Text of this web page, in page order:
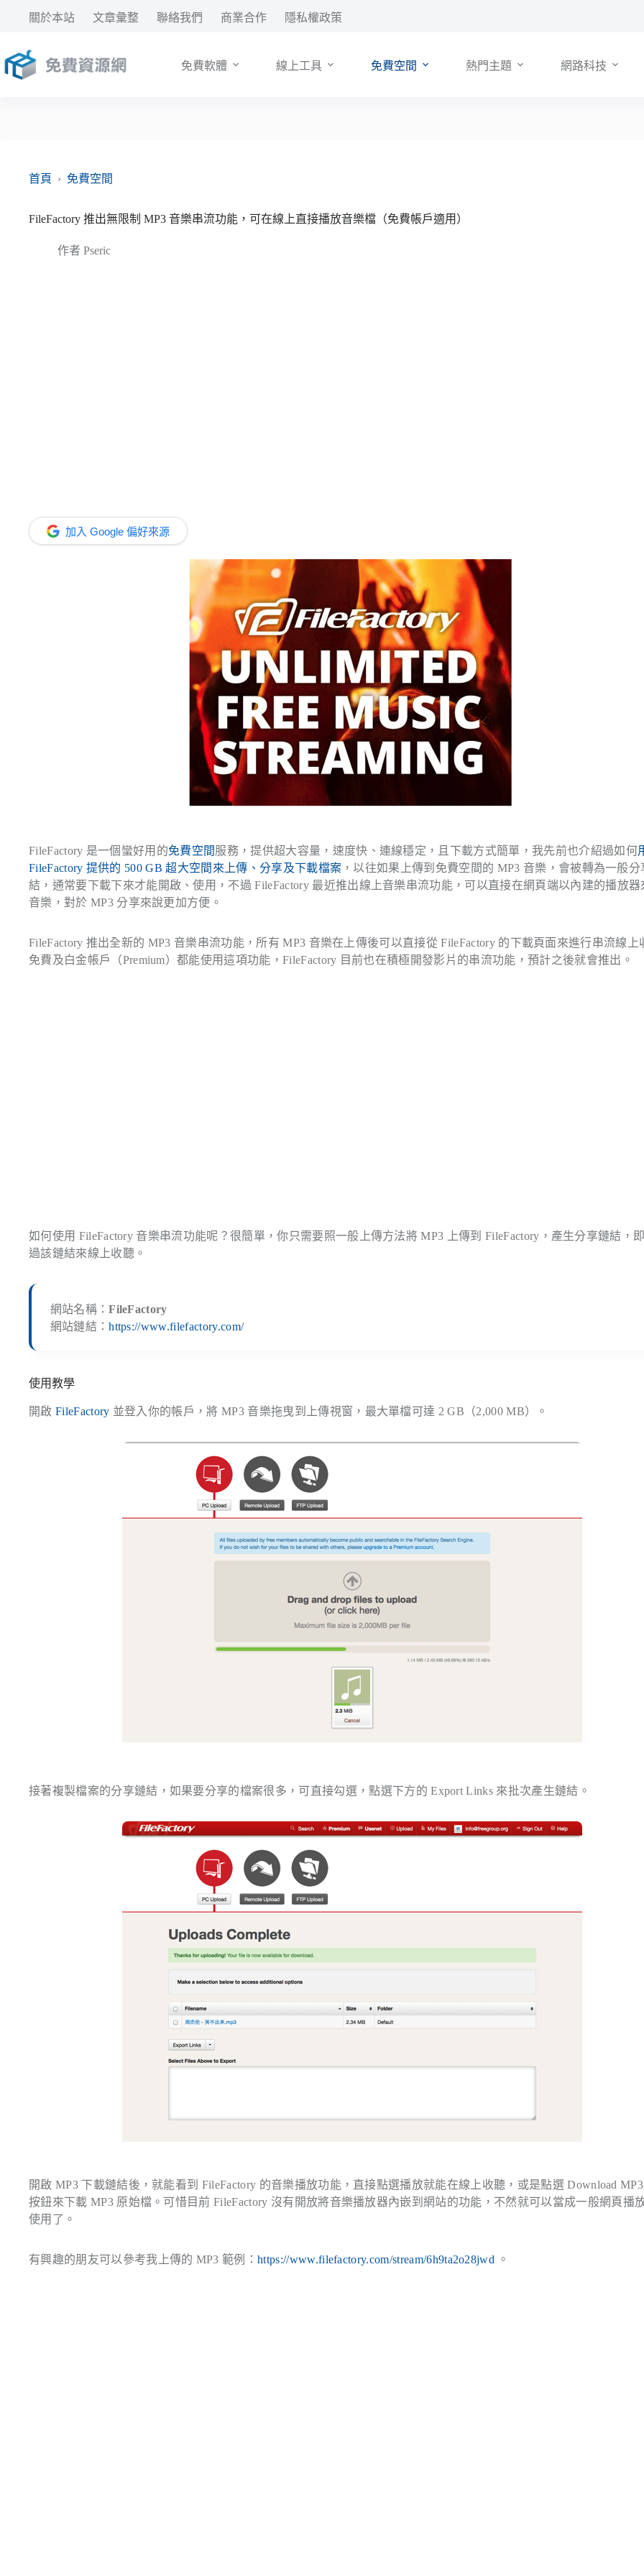
要
內
關於本站 文章彙整 聯絡我們 商業合作 隱私權政策
免費軟體 線上工具 免費空間 熱門主題 網路科技
首頁 › 免費空間
FileFactory 推出無限制 MP3 音樂串流功能，可在線上直接播放音樂檔（免費帳戶適用）
作者 Pseric
加入 Google 偏好來源
FileFactory 是一個蠻好用的免費空間服務，提供超大容量，速度快、連線穩定，且下載方式簡單，我先前也介紹過如何
FileFactory 提供的 500 GB 超大空間來上傳、分享及下載檔案 ，以往如果上傳到免費空間的 MP3 音樂，會被轉為一般分
結，通常要下載下來才能開啟、使用，不過 FileFactory 最近推出線上音樂串流功能，可以直接在網頁端以內建的播放器
音樂，對於 MP3 分享來說更加方便。
FileFactory 推出全新的 MP3 音樂串流功能，所有 MP3 音樂在上傳後可以直接從 FileFactory 的下載頁面來進行串流線上
免費及白金帳戶（Premium）都能使用這項功能，FileFactory 目前也在積極開發影片的串流功能，預計之後就會推出。
如何使用 FileFactory 音樂串流功能呢？很簡單，你只需要照一般上傳方法將 MP3 上傳到 FileFactory，產生分享鏈結，
過該鏈結來線上收聽。
網站名稱：FileFactory
網站鏈結：https://www.filefactory.com/
使用教學
開啟 FileFactory 並登入你的帳戶，將 MP3 音樂拖曳到上傳視窗，最大單檔可達 2 GB（2,000 MB）。
接著複製檔案的分享鏈結，如果要分享的檔案很多，可直接勾選，點選下方的Export Links 來批次產生鏈結。
開啟 MP3 下載鏈結後，就能看到 FileFactory 的音樂播放功能，直接點選播放就能在線上收聽，或是點選 Download
按鈕來下載 MP3 原始檔。可惜目前 FileFactory 沒有開放將音樂播放器內嵌到網站的功能，不然就可以當成一般網頁播
使用了。
有興趣的朋友可以參考我上傳的 MP3 範例：https://www.filefactory.com/stream/6h9ta2o28jwd 。